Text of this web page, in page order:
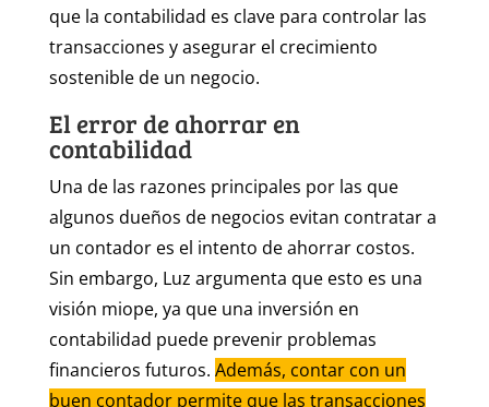
que la contabilidad es clave para controlar las
transacciones y asegurar el crecimiento
sostenible de un negocio.
El error de ahorrar en
contabilidad
Una de las razones principales por las que
algunos dueños de negocios evitan contratar a
un contador es el intento de ahorrar costos.
Sin embargo, Luz argumenta que esto es una
visión miope, ya que una inversión en
contabilidad puede prevenir problemas
financieros futuros. Además, contar con un
buen contador permite que las transacciones